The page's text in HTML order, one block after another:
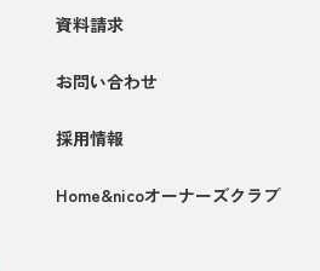
資料請求
お問い合わせ
採用情報
Home&nicoオーナーズクラブ